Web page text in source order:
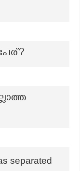
separated